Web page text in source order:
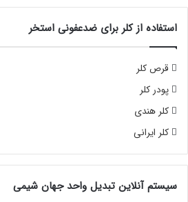
استفاده از کلر برای ضدعفونی استخر
قرص کلر
پودر کلر
کلر هندی
کلر ایرانی
سیستم آنلاین تبدیل واحد جهان شیمی